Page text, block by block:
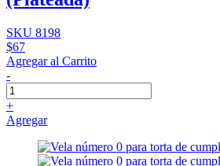
SKU 8198
$67
Agregar al Carrito
-
+
Agregar